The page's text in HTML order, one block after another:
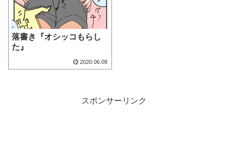
落書き『オシッコもらし
た』
2020.06.08
スポンサーリンク